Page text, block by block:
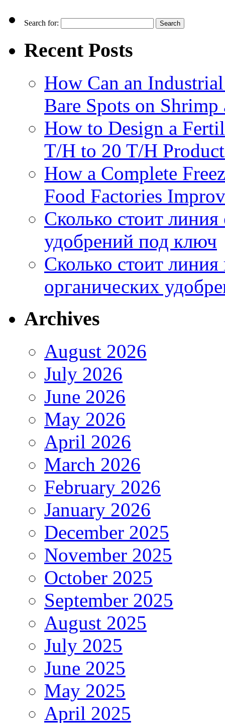
Search for:
Recent Posts
How Can an
Bare Spots on Shrimp
How to Design a
T/H to 20 T/H
How a Complete
Food Factories
Сколько стоит
удобрений под ключ
Сколько стоит
органических
Archives
August 2026
July 2026
June 2026
May 2026
April 2026
March 2026
February 2026
January 2026
December 2025
November 2025
October 2025
September 2025
August 2025
July 2025
June 2025
May 2025
April 2025